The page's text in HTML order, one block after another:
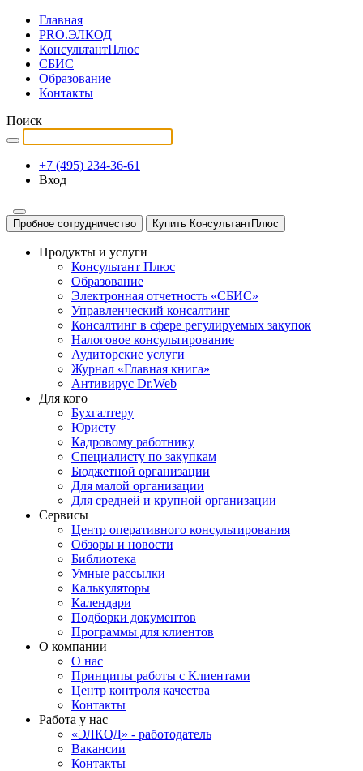
Главная
PRO.ЭЛКОД
КонсультантПлюс
СБИС
Образование
Контакты
Поиск
+7 (495) 234-36-61
Вход
Пробное сотрудничество Купить КонсультантПлюс
Продукты и услуги
Консультант Плюс
Образование
Электронная отчетность «СБИС»
Управленческий консалтинг
Консалтинг в сфере регулируемых закупок
Налоговое консультирование
Аудиторские услуги
Журнал «Главная книга»
Антивирус Dr.Web
Для кого
Бухгалтеру
Юристу
Кадровому работнику
Специалисту по закупкам
Бюджетной организации
Для малой организации
Для средней и крупной организации
Сервисы
Центр оперативного консультирования
Обзоры и новости
Библиотека
Умные рассылки
Калькуляторы
Календари
Подборки документов
Программы для клиентов
О компании
О нас
Принципы работы с Клиентами
Центр контроля качества
Контакты
Работа у нас
«ЭЛКОД» - работодатель
Вакансии
Контакты